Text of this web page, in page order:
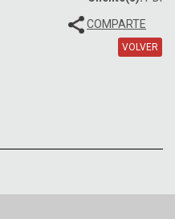
COMPARTE
VOLVER